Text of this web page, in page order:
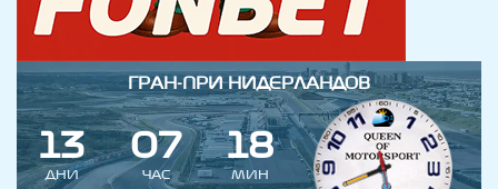
ГРАН-ПРИ НИДЕРЛАНДОВ
13
ДНИ
07
ЧАС
18
МИН